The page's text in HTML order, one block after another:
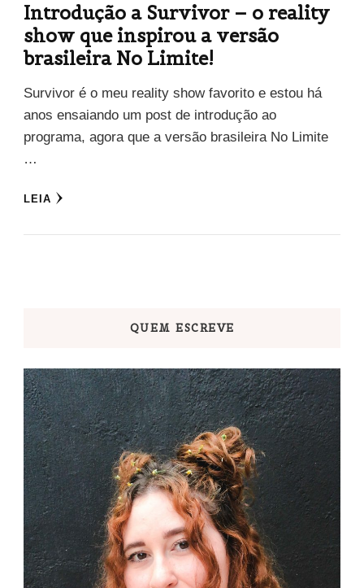
Introdução a Survivor – o reality
show que inspirou a versão
brasileira No Limite!
Survivor é o meu reality show favorito e estou há
anos ensaiando um post de introdução ao
programa, agora que a versão brasileira No Limite
…
LEIA
QUEM ESCREVE